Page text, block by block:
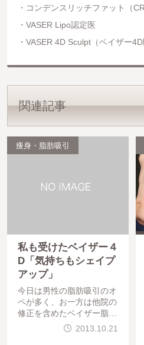
コンデンスリッチファット（
VASER Lipo認定医
VASER 4D Sculpt（ベイザー
関連記事
痩身・脂肪吸引
私も受けたベイザー４
D「気持ちもシェイプ
アップ」
今日は男性の脂肪吸引のオ
ペが多く、お一方は他院の
修正を含めたベイザー脂肪
吸引+臀筋脂肪注入、そし
てもう一方も、ベイザー脂
2013.10.21